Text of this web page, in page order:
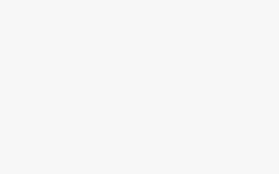
cháu không nghe lời, cảnh sát